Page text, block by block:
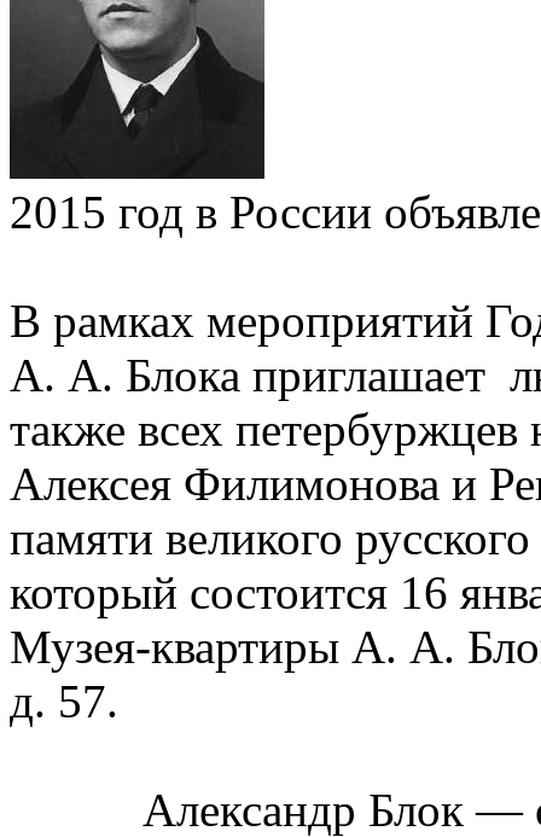
2015 год в России
В рамках мероприятий
А. А. Блока приглашает
также всех петербуржцев
Алексея Филимонова и
памяти великого
который состоится 16
Музея-квартиры А. А.
д. 57.
Александр Блок —